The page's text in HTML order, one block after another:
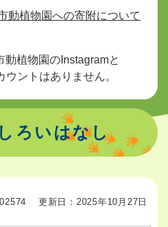
動植物園への寄附について
動植物園のInstagramと
ントはありません。
ろいはなし
更新日：2025年10月27日